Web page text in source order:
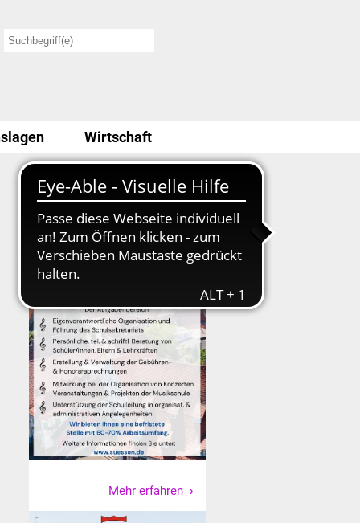
Wirtschaft
Stellenausschreibung
Mehr erfahren